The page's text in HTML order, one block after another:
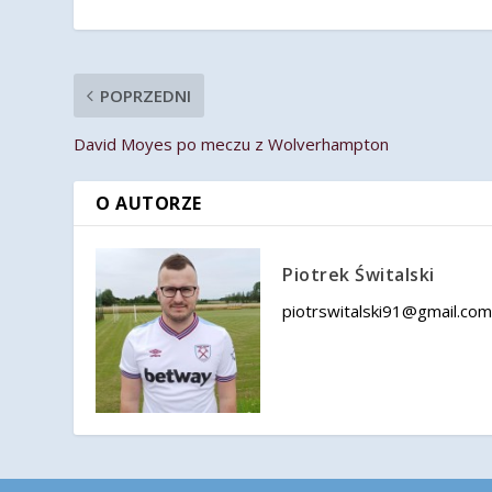
POPRZEDNI
David Moyes po meczu z Wolverhampton
O AUTORZE
Piotrek Świtalski
piotrswitalski91@gmail.com